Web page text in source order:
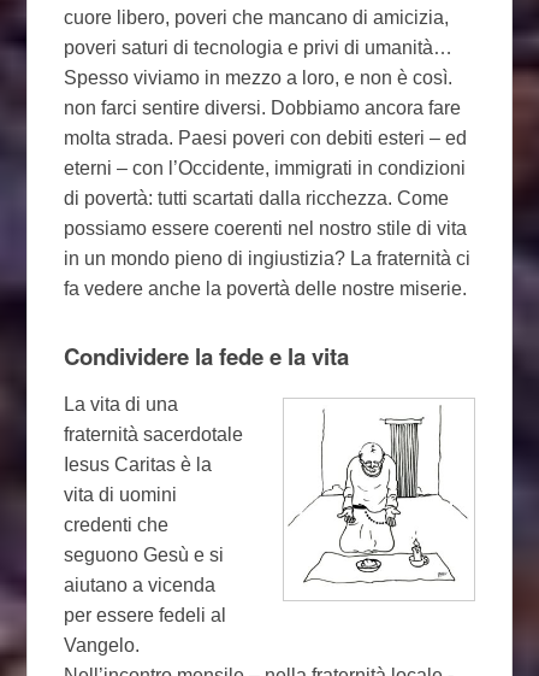
cuore libero, poveri che mancano di amicizia,
poveri saturi di tecnologia e privi di umanità…
Spesso viviamo in mezzo a loro, e non è così.
non farci sentire diversi. Dobbiamo ancora fare
molta strada. Paesi poveri con debiti esteri – ed
eterni – con l’Occidente, immigrati in condizioni
di povertà: tutti scartati dalla ricchezza. Come
possiamo essere coerenti nel nostro stile di vita
in un mondo pieno di ingiustizia? La fraternità ci
fa vedere anche la povertà delle nostre miserie.
Condividere la fede e la vita
La vita di una
fraternità sacerdotale
Iesus Caritas è la
vita di uomini
credenti che
seguono Gesù e si
aiutano a vicenda
per essere fedeli al
Vangelo.